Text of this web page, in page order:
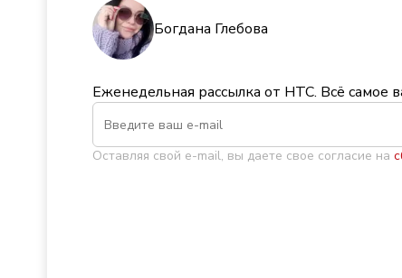
Богдана Глебова
Еженедельная рассылка от НТС. Всё
Оставляя свой e-mail, вы даете свое согласие на